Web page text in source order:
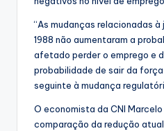
“As mudanças relacionadas
1988 não aumentaram a
afetado perder o emprego e
probabilidade de sair da
seguinte à mudança
O economista da CNI
comparação da redução